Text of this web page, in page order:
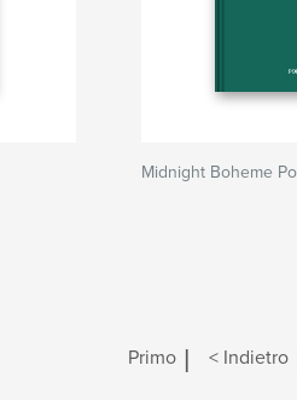
Midnight Boheme
Primo | < Indietro